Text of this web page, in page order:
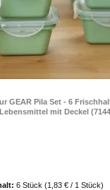
GEAR Pila Set - 6
mit Deckel
6 Stück (1,83 € / 1 Stück)